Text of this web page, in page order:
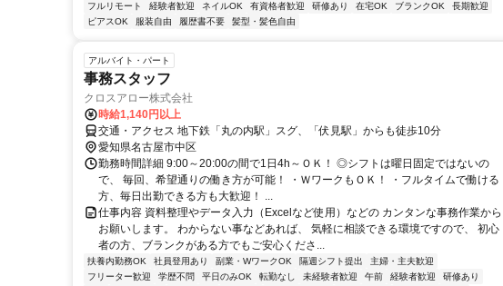
フルリモート
経験者歓迎 ネイルOK 有資格者歓迎 研修あり 在宅OK ブランクOK
長期歓迎
ピアスOK
服装自由 履歴書不要 髪型・髪色自由
アルバイト・パート
事務スタッフ
クロスアロー株式会社
時給1,140円以上
交通・アクセス 地下鉄「丸の内駅」スグ、「伏見駅」からも徒歩10分
愛知県名古屋市中区
勤務時間詳細 9:00～20:00の間で1日4h～ＯＫ！ ◎シフトは曜日固定ではないの
で、 毎回、希望通りの働き方が可能！ ・ＷワークもＯＫ！ ・フルタイムで働ける
方、毎日出勤できる方も大歓迎！ ...
仕事内容 資料整理やデータ入力（Excelなど使用）などの カンタンな事務作業から
お願いします。 わからない事などあれば、 気軽に相談できる環境ですので、 初心
者の方、ブランクがある方でもご安心くださ...
扶養内勤務OK 社員登用あり 副業・WワークOK 隔週シフト提出
主婦・主夫歓迎
フリーター歓迎
学歴不問 平日のみOK 転勤なし 未経験者歓迎 午前 経験者歓迎
研修あり